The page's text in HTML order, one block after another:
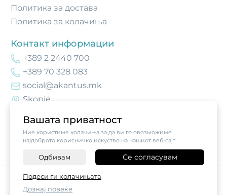
Вашата приватност
Ние користиме колачиња за да ви го овозможиме
најдоброто корисничко искуство на нашиот веб-сајт
Одбивам Се согласувам
Подеси ги колачињата
Дознај повеќе
Политика за достава
Политика за колачиња
Контакт информации
+389 2 2440 700
+389 70 328 083
social@akantus.mk
Skopje
©2026Vendor x
Поставки за колачиња